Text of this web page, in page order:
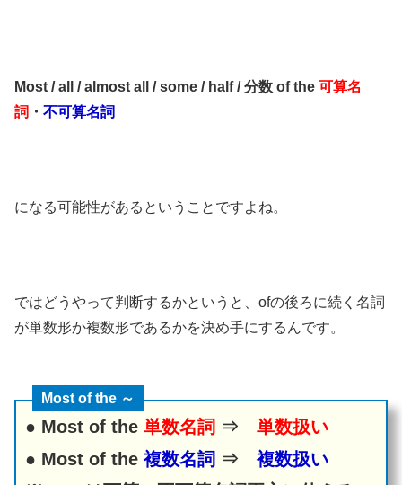
Most / all / almost all / some / half / 分数 of the 可算名
詞 ・ 不可算名詞
になる可能性があるということですよね。
ではどうやって判断するかというと、ofの後ろに続く名詞
が単数形か複数形であるかを決め手にするんです。
Most of the ～
● Most of the 単数名詞 ⇒ 単数扱い
● Most of the複数名詞 ⇒複数扱い